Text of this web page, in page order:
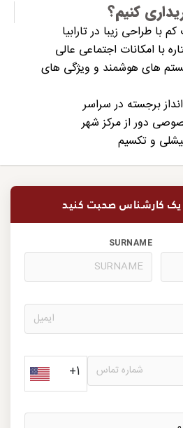
کنیم؟
با طراحی زیبا در تارابیا
های هوشمند و ویژگی های
برجسته در سراسر
دور از مرکز شهر
یک کارشناس صحبت کنید
SURNAME
+1